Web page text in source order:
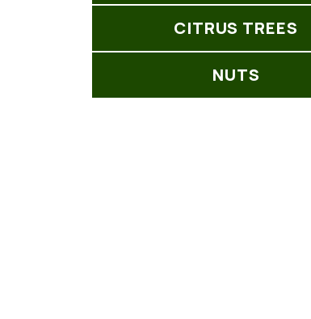
CITRUS TREES
NUTS